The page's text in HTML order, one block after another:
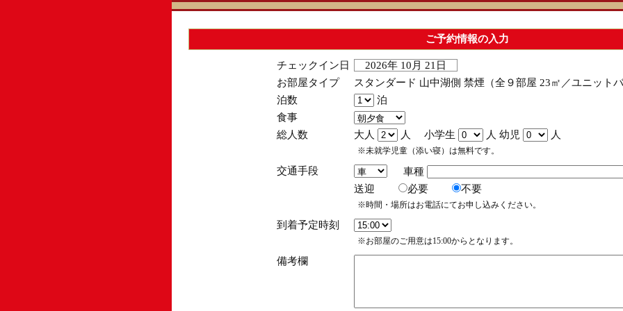
ご予約情報の入力
チェックイン日
2026年 10月 21日
お部屋タイプ
スタンダード 山中湖側 禁煙（全９部屋 23㎡／ユニット
泊数
泊
食事
総人数
大人 人 小学生 人 幼児 人
※未就学児童（添い寝）は無料です。
交通手段
車種
送迎
必要 不要
※時間・場所はお電話にてお申し込みください。
到着予定時刻
※お部屋のご用意は15:00からとなります。
備考欄